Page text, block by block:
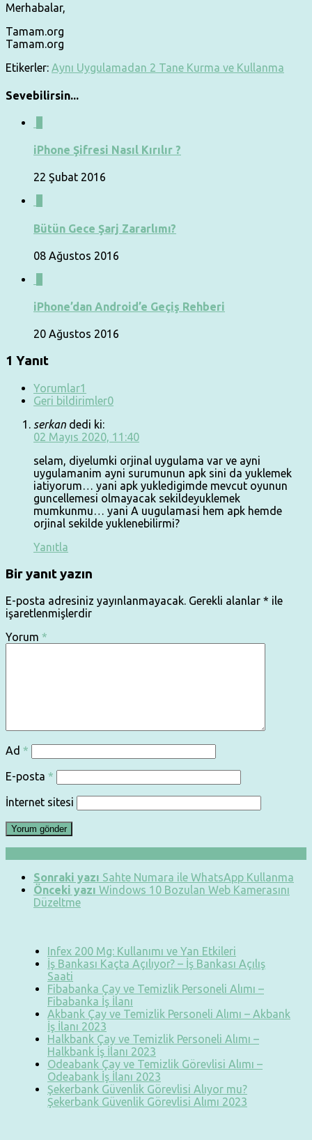
Merhabalar,
Tamam.org
Tamam.org
Etikerler: Aynı Uygulamadan 2 Tane Kurma ve Kullanma
Sevebilirsin...
iPhone Şifresi Nasıl Kırılır ?
22 Şubat 2016
Bütün Gece Şarj Zararlımı?
08 Ağustos 2016
iPhone’dan Android’e Geçiş Rehberi
20 Ağustos 2016
1 Yanıt
Yorumlar1
Geri bildirimler0
serkan dedi ki:
02 Mayıs 2020, 11:40
selam, diyelumki orjinal uygulama var ve ayni
uygulamanim ayni surumunun apk sini da yuklemek
iatiyorum… yani apk yukledigimde mevcut oyunun
guncellemesi olmayacak sekildeyuklemek
mumkunmu… yani A uugulamasi hem apk hemde
orjinal sekilde yuklenebilirmi?
Yanıtla
Bir yanıt yazın
E-posta adresiniz yayınlanmayacak. Gerekli alanlar * ile
işaretlenmişlerdir
Yorum *
Ad *
E-posta *
İnternet sitesi
Sonraki yazı Sahte Numara ile WhatsApp Kullanma
Önceki yazı Windows 10 Bozulan Web Kamerasını
Düzeltme
Infex 200 Mg: Kullanımı ve Yan Etkileri
İş Bankası Kaçta Açılıyor? – İş Bankası Açılış
Saati
Fibabanka Çay ve Temizlik Personeli Alımı –
Fibabanka İş İlanı
Akbank Çay ve Temizlik Personeli Alımı – Akbank
İş İlanı 2023
Halkbank Çay ve Temizlik Personeli Alımı –
Halkbank İş İlanı 2023
Odeabank Çay ve Temizlik Görevlisi Alımı –
Odeabank İş İlanı 2023
Şekerbank Güvenlik Görevlisi Alıyor mu?
Şekerbank Güvenlik Görevlisi Alımı 2023